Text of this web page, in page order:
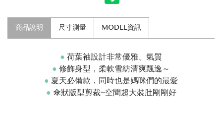
商品說明 尺寸測量 MODEL資訊
● 荷葉袖設計非常優雅、氣質
● 修飾身型，柔軟雪紡清爽飄逸～
● 夏天必備款，同時也是媽咪們的最愛
● 傘狀版型剪裁~空間超大裝肚剛剛好